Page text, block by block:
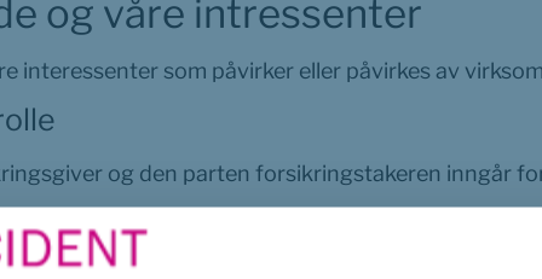
og våre intressenter
interessenter som påvirker eller påvirkes av
og den parten forsikringstakeren inngår
de skal bruke eller få erstatning fra forsikringen sin.